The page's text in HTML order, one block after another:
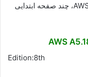
برای اطمینان از کیفیت استاندارد AWS A5.18، چند صفحه ابتدایی
Edition:8th